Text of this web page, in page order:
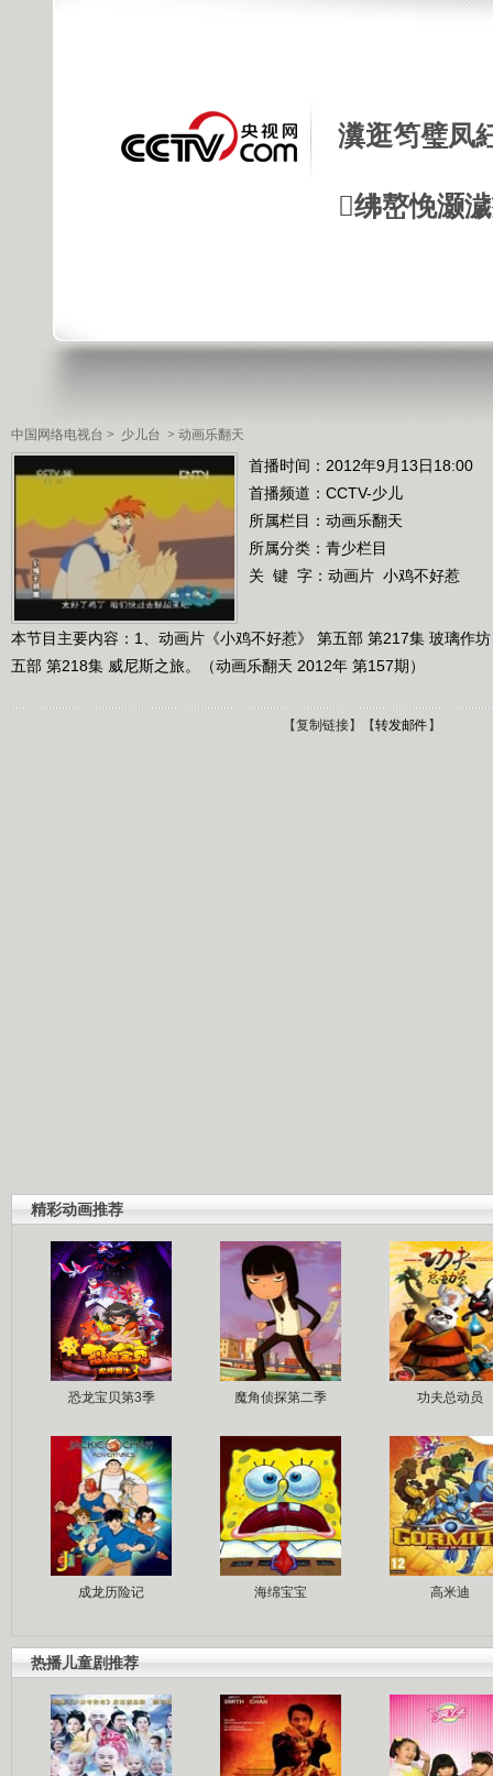
瀵逛笉璧凤
绋嶅悗灏
中国网络电视台 > 少儿台 > 动画乐翻天
首播时间：2012年9月13日18:00
首播频道： CCTV-少儿
所属栏目： 动画乐翻天
所属分类：青少栏目
关 键 字： 动画片 小鸡不好惹
本节目主要内容：1、动画片《小鸡不好惹》 第五部 第217集 玻璃作
五部 第218集 威尼斯之旅。（动画乐翻天 2012年 第157期）
【复制链接】【转发邮件】
精彩动画推荐
恐龙宝贝第3季 魔角侦探第二季 功夫总动员
成龙历险记 海绵宝宝 高米迪
热播儿童剧推荐